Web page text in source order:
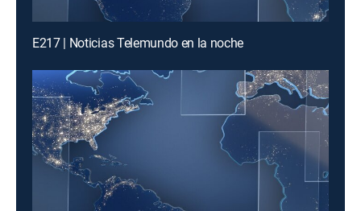
E217 | Noticias Telemundo en la noche